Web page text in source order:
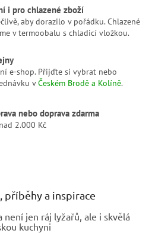
i
s
u
i pro chlazené zboží
aby dorazilo v pořádku. Chlazené
v termoobalu s chladicí vložkou.
e-shop. Přijďte si vybrat nebo
vČeském Brodě a Kolíně.
nebo doprava zdarma
2.000 Kč
příběhy a inspirace
není jen ráj lyžařů, ale i skvělá
kuchyni